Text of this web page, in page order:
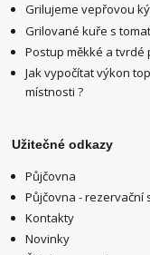
Grilujeme vepřovou
Grilované kuře s
Postup měkké a tvrdé
Jak vypočítat výkon
místnosti ?
Užitečné odkazy
Půjčovna
Půjčovna - rezervační
Kontakty
Novinky